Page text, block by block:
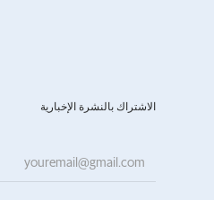
الاشتراك بالنشرة الإخبارية